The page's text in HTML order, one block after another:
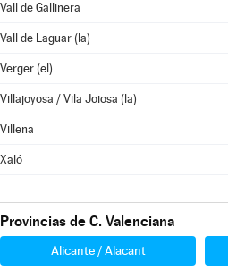
Vall de Gallinera
Vall de Laguar (la)
Verger (el)
Villajoyosa / Vila Joiosa (la)
Villena
Xaló
Provincias de C. Valenciana
Alicante / Alacant